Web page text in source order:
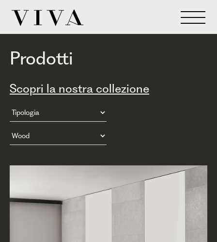
Prodotti
Scopri la nostra collezione